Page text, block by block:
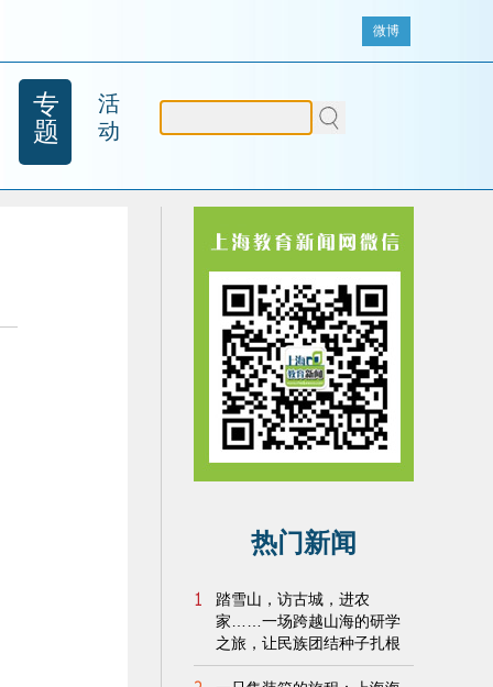
微博
专
题
活
动